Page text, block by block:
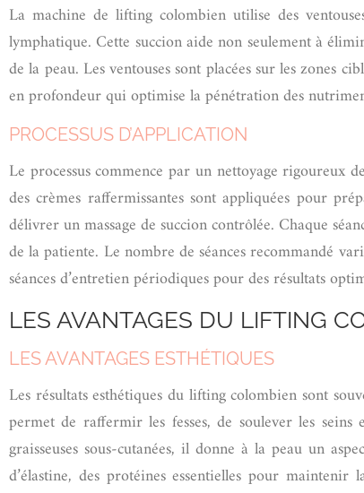
La machine de lifting colombien utilise des
lymphatique. Cette succion aide non seulement à
de la peau. Les ventouses sont placées sur les zones
en profondeur qui optimise la pénétration des
PROCESSUS D’APPLICATION
Le processus commence par un nettoyage rigoureux
des crèmes raffermissantes sont appliquées pour
délivrer un massage de succion contrôlée. Chaque
de la patiente. Le nombre de séances recommandé
séances d’entretien périodiques pour des résultats
LES AVANTAGES DU LIFTING
LES AVANTAGES ESTHÉTIQUES
Les résultats esthétiques du lifting colombien sont
permet de raffermir les fesses, de soulever les
graisseuses sous-cutanées, il donne à la peau un
d’élastine, des protéines essentielles pour